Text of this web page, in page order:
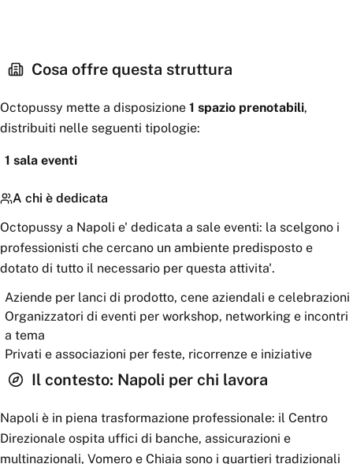
Cosa offre questa struttura
Octopussy mette a disposizione 1 spazio prenotabili,
distribuiti nelle seguenti tipologie:
1 sala eventi
A chi è dedicata
Octopussy a Napoli e' dedicata a sale eventi: la scelgono i
professionisti che cercano un ambiente predisposto e
dotato di tutto il necessario per questa attivita'.
Aziende per lanci di prodotto, cene aziendali e celebrazioni
Organizzatori di eventi per workshop, networking e incontri
a tema
Privati e associazioni per feste, ricorrenze e iniziative
Il contesto: Napoli per chi lavora
Napoli è in piena trasformazione professionale: il Centro
Direzionale ospita uffici di banche, assicurazioni e
multinazionali, Vomero e Chiaia sono i quartieri tradizionali